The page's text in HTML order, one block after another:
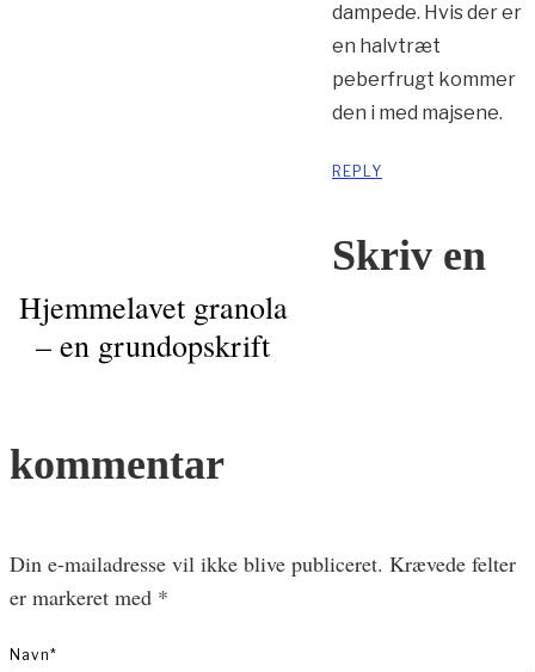
Hjemmelavet granola
– en grundopskrift
dampede. Hvis der er
en halvtræt
peberfrugt kommer
den i med majsene.
REPLY
Skriv en
kommentar
Din e-mailadresse vil ikke blive publiceret. Krævede felter
er markeret med *
Navn*